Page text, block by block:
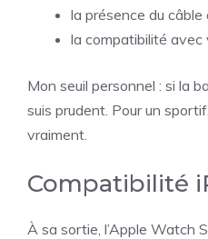
la présence du câble
la compatibilité avec
Mon seuil personnel : si la
suis prudent. Pour un
vraiment.
Compatibilité
À sa sortie, l’Apple Watch